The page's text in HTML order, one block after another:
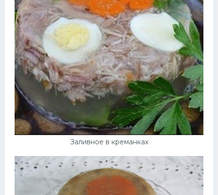
Заливное в креманках